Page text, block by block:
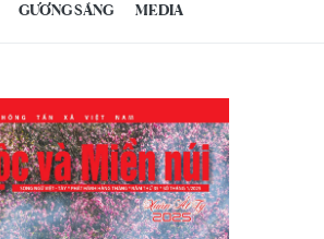
GƯƠNG SÁNG MEDIA